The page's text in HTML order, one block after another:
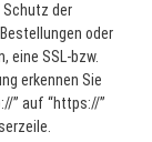
Schutz der
oder
eine SSL-bzw.
erkennen Sie
” auf “https://”